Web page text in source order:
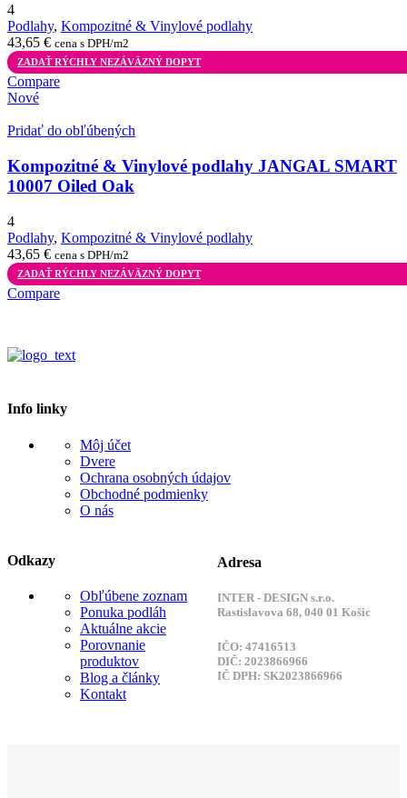
4
Podlahy, Kompozitné & Vinylové podlahy
43,65 € cena s DPH/m2
ZADAŤ RÝCHLY NEZÁVÄZNÝ DOPYT
Compare
Nové
Pridať do obľúbených
Kompozitné & Vinylové podlahy JANGAL SMART
10007 Oiled Oak
4
Podlahy, Kompozitné & Vinylové podlahy
43,65 € cena s DPH/m2
ZADAŤ RÝCHLY NEZÁVÄZNÝ DOPYT
Compare
Info linky
Môj účet
Dvere
Ochrana osobných údajov
Obchodné podmienky
O nás
Odkazy
Obľúbene zoznam
Ponuka podláh
Aktuálne akcie
Porovnanie
produktov
Blog a články
Kontakt
Adresa
INTER - DESIGN s.r.o.
Rastislavova 68, 040 01 Košic
IČO: 47416513
DIČ: 2023866966
IČ DPH: SK2023866966